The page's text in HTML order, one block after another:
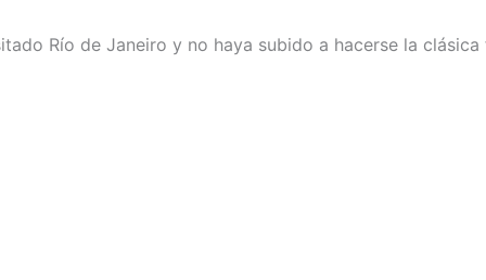
Río de Janeiro y no haya subido a hacerse la